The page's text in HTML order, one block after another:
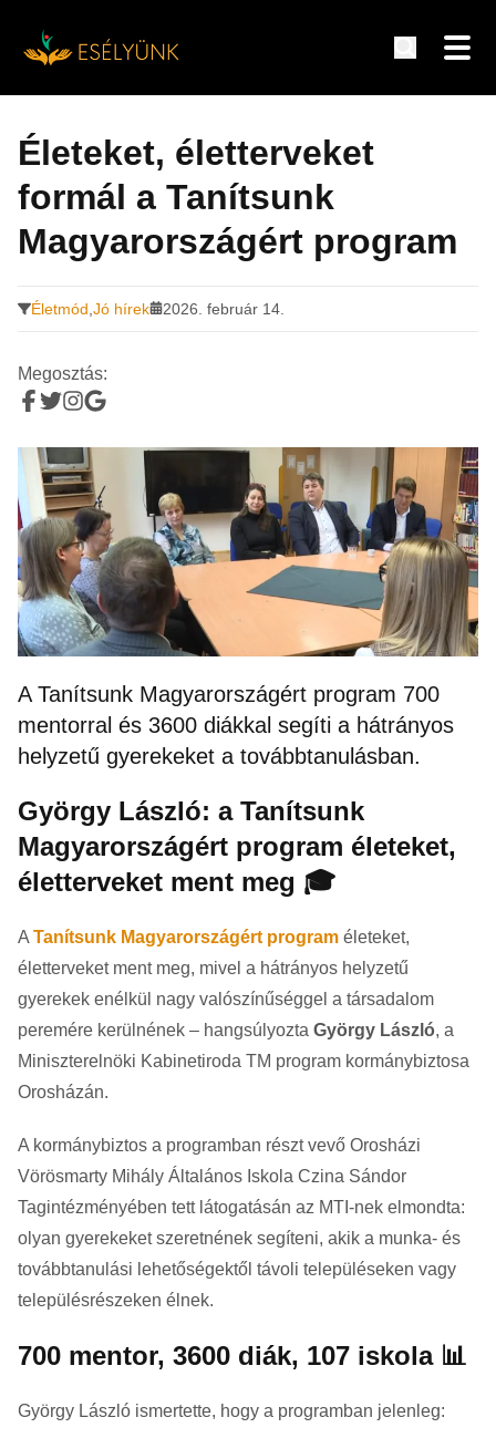
tartalomra
Életeket, életterveket
formál a Tanítsunk
Magyarországért program
Életmód Jó hírek 2026. február 14.
Megosztás:
A Tanítsunk Magyarországért program 700
mentorral és 3600 diákkal segíti a hátrányos
helyzetű gyerekeket a továbbtanulásban.
György László: a Tanítsunk
Magyarországért program életeket,
életterveket ment meg 🎓
A Tanítsunk Magyarországért program életeket,
életterveket ment meg, mivel a hátrányos helyzetű
gyerekek enélkül nagy valószínűséggel a társadalom
peremére kerülnének – hangsúlyozta György László, a
Miniszterelnöki Kabinetiroda TM program kormánybiztosa
Orosházán.
A kormánybiztos a programban részt vevő Orosházi
Vörösmarty Mihály Általános Iskola Czina Sándor
Tagintézményében tett látogatásán az MTI-nek elmondta:
olyan gyerekeket szeretnének segíteni, akik a munka- és
továbbtanulási lehetőségektől távoli településeken vagy
településrészeken élnek.
700 mentor, 3600 diák, 107 iskola 📊
György László ismertette, hogy a programban jelenleg: